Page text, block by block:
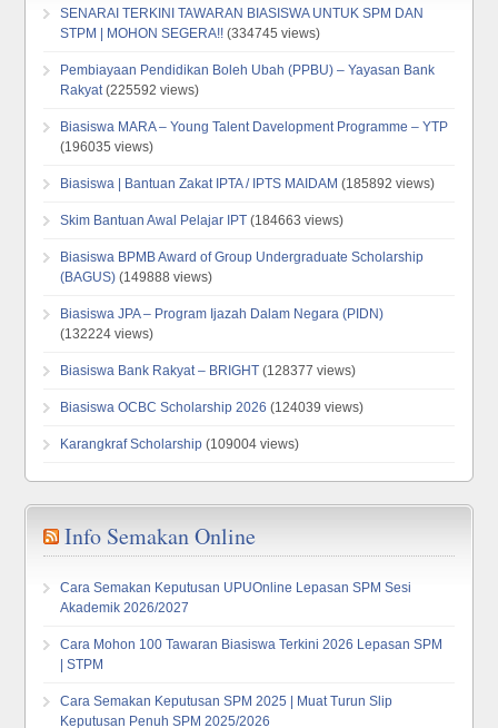
SENARAI TERKINI TAWARAN BIASISWA UNTUK SPM DAN
STPM | MOHON SEGERA!! (334745 views)
Pembiayaan Pendidikan Boleh Ubah (PPBU) – Yayasan Bank
Rakyat (225592 views)
Biasiswa MARA – Young Talent Davelopment Programme – YTP
(196035 views)
Biasiswa | Bantuan Zakat IPTA / IPTS MAIDAM (185892 views)
Skim Bantuan Awal Pelajar IPT (184663 views)
Biasiswa BPMB Award of Group Undergraduate Scholarship
(BAGUS) (149888 views)
Biasiswa JPA – Program Ijazah Dalam Negara (PIDN)
(132224 views)
Biasiswa Bank Rakyat – BRIGHT (128377 views)
Biasiswa OCBC Scholarship 2026 (124039 views)
Karangkraf Scholarship (109004 views)
Info Semakan Online
Cara Semakan Keputusan UPUOnline Lepasan SPM Sesi
Akademik 2026/2027
Cara Mohon 100 Tawaran Biasiswa Terkini 2026 Lepasan SPM
| STPM
Cara Semakan Keputusan SPM 2025 | Muat Turun Slip
Keputusan Penuh SPM 2025/2026